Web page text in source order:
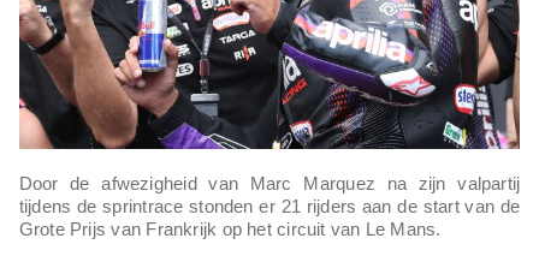
Door de afwezigheid van Marc Marquez na zijn valpartij
tijdens de sprintrace stonden er 21 rijders aan de start van de
Grote Prijs van Frankrijk op het circuit van Le Mans.